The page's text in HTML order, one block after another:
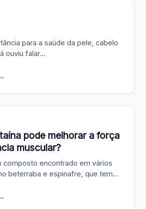
para a saúde da pele, cabelo
ouviu falar...
pode melhorar a força
muscular?
composto encontrado em vários
beterraba e espinafre, que tem...